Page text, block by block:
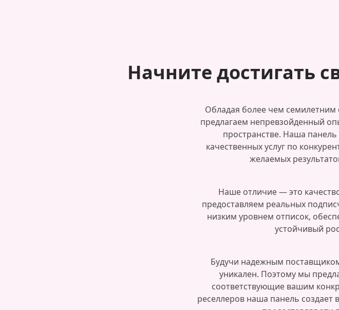
Начните достигать
Обладая более чем
предлагаем непревзойденный
пространстве. Наша
качественных услуг по
желаемых
Наше отличие — это
предоставляем реальных
низким уровнем отписок,
устойчивый
Будучи надежным
уникален. Поэтому мы
соответствующие вашим
реселлеров наша панель создает